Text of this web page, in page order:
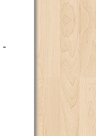
-